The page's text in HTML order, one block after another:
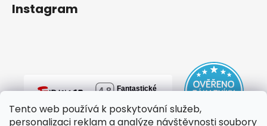
Tento web používá k poskytování služeb,
personalizaci reklam a analýze návštěvnosti soubory
Instagram